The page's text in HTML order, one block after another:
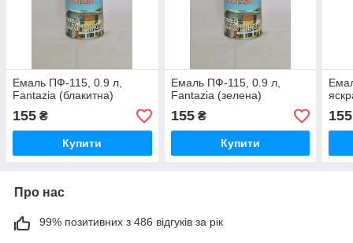
Емаль ПФ-115, 0.9 л,
Fantazia (блакитна)
155 ₴
Купити
Емаль ПФ-115, 0.9 л,
Fantazia (зелена)
155₴
Купити
155
Про нас
99% позитивних з 486 відгуків за рік